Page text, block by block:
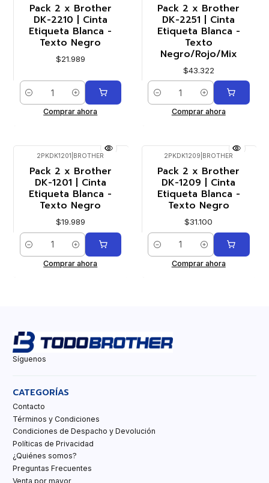
Pack 2 x Brother
DK-2210 | Cinta
Etiqueta Blanca -
Texto Negro
$21.989
Cantidad
Comprar ahora
Pack 2 x Brother
DK-2251 | Cinta
Etiqueta Blanca -
Texto
Negro/Rojo/Mix
$43.322
Cantidad
Comprar ahora
2PKDK1201 BROTHER
Pack 2 x Brother
DK-1201 | Cinta
Etiqueta Blanca -
Texto Negro
$19.989
Cantidad
Comprar ahora
2PKDK1209 BROTHER
Pack 2 x Brother
DK-1209 | Cinta
Etiqueta Blanca -
Texto Negro
$31.100
Cantidad
Comprar ahora
Síguenos
CATEGORÍAS
Contacto
Términos y Condiciones
Condiciones de Despacho y Devolución
Políticas de Privacidad
¿Quiénes somos?
Preguntas Frecuentes
Venta por mayor